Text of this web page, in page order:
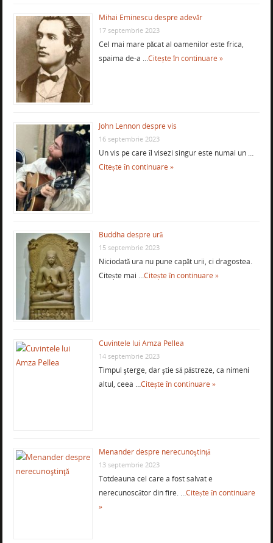
Mihai Eminescu despre adevăr
17 septembrie 2023
Cel mai mare păcat al oamenilor este frica,
spaima de-a …Citește în continuare »
John Lennon despre vis
16 septembrie 2023
Un vis pe care îl visezi singur este numai un …
Citește în continuare »
Buddha despre ură
15 septembrie 2023
Niciodată ura nu pune capăt urii, ci dragostea.
Citește mai …Citește în continuare »
Cuvintele lui Amza Pellea
14 septembrie 2023
Timpul şterge, dar ştie să păstreze, ca nimeni
altul, ceea …Citește în continuare »
Menander despre nerecunoştinţă
13 septembrie 2023
Totdeauna cel care a fost salvat e
nerecunoscător din fire. …Citește în continuare
»